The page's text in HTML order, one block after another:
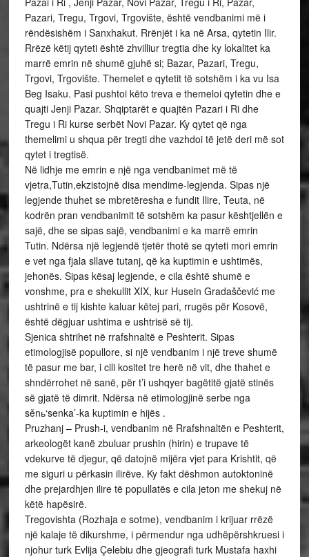
Pazari, Tregu, Trgovi, Trgovište, është vendbanimi më i
rëndësishëm i Sanxhakut. Rrënjët i ka në Arsa, qytetin Ilir.
Rrëzë këtij qyteti është zhvilliur tregtia dhe ky lokalitet ka
marrë emrin në shumë gjuhë si; Bazar, Pazari, Tregu,
Trgovi, Trgovište. Themelet e qytetit të sotshëm i ka vu Isa
Beg Isaku. Pasi pushtoi këto treva e themeloi qytetin dhe e
quajti Jenji Pazar. Shqiptarët e quajtën Pazari i Ri dhe
Tregu i Ri kurse serbët Novi Pazar. Ky qytet që nga
themelimi u shqua për tregti dhe vazhdoi të jetë deri më sot
qytet i tregtisë.
Në lidhje me emrin e një nga vendbanimet më të
vjetra,Tutin,ekzistojnë disa mendime-legjenda. Sipas një
legjende thuhet se mbretëresha e fundit Ilire, Teuta, në
kodrën pran vendbanimit të sotshëm ka pasur kështjellën e
sajë, dhe se sipas sajë, vendbanimi e ka marrë emrin
Tutin. Ndërsa një legjendë tjetër thotë se qyteti mori emrin
e vet nga fjala sllave tutanj, që ka kuptimin e ushtimës,
jehonës. Sipas kësaj legjende, e cila është shumë e
vonshme, pra e shekullit XIX, kur Husein Gradaščević me
ushtrinë e tij kishte kaluar këtej pari, rrugës për Kosovë,
është dëgjuar ushtima e ushtrisë së tij.
Sjenica shtrihet në rrafshnaltë e Peshterit. Sipas
etimologjisë popullore, si një vendbanim i një treve shumë
të pasur me bar, i cili kositet tre herë në vit, dhe thahet e
shndërrohet në sanë, për t’i ushqyer bagëtitë gjatë stinës
së gjatë të dimrit. Ndërsa në etimologjinë serbe nga
sěnь‘senka’-ka kuptimin e hijës .
Pruzhanj – Prush-i, vendbanim në Rrafshnaltën e Peshterit,
arkeologët kanë zbuluar prushin (hirin) e trupave të
vdekurve të djegur, që datojnë mijëra vjet para Krishtit, që
me siguri u përkasin ilirëve. Ky fakt dëshmon autoktoninë
dhe prejardhjen ilire të popullatës e cila jeton me shekuj në
këtë hapësirë.
Tregovishta (Rozhaja e sotme), vendbanim i krijuar rrëzë
një kalaje të dikurshme, i përmendur nga udhëpërshkruesi i
njohur turk Evlija Çelebiu dhe gjeografi turk Mustafa haxhi